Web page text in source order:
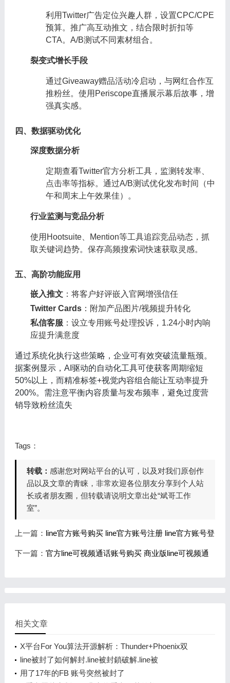
利用Twitter广告定位兴趣人群，设置CPC/CPE
预算。推广高互动推文，结合限时折扣等
CTA。A/B测试不同素材组合。
裂变式增长手段
通过Giveaway赠品活动冷启动，与网红合作互
推粉丝。使用Periscope直播展示幕后故事，增
强真实感。
四、数据驱动优化
深度数据分析
定期查看Twitter官方分析工具，监测转发率、
点击率等指标。通过A/B测试优化发布时间（中
午和周末上午效果佳）。
行业监测与竞品分析
使用Hootsuite、Mention等工具追踪竞品动态，抓
取关键词趋势。保存高频搜索词快速获取灵感。
五、高阶功能应用
嵌入推文：将客户好评嵌入官网增强信任
Twitter Cards：附加产品图片/视频提升转化
私信客服 ：设立专用账号处理投诉，1.24小时内响
应提升满意度
通过系统化执行这些策略，企业可有效突破流量瓶颈。
据案例显示，AI驱动的自动化工具可使获客周期缩短
50%以上 ，而精准标签+视觉内容组合能让互动率提升
200%。需注意平衡内容质量与发布频率，避免过度营
销导致粉丝流失
Tags：
转载： 感谢您对网站平台的认可，以及对我们原创作
品以及文章的青睐，非常欢迎各位朋友分享到个人站
长或者朋友圈，但转载请说明文章出处“斌哥工作
室”。
上一篇： line官方账号购买 line官方账号注册 line官方账号登
下一篇： 官方line可视频通话账号购买 商业版line可视频通
相关文章
X平台For You算法开源解析：Thunder+Phoenix双
line被封了如何解封.line被封鎖破解.line被
用了17年的FB 账号突然被封了